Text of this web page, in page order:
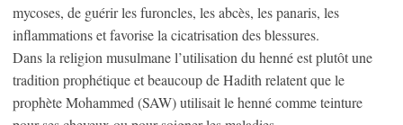
mycoses, de guérir les furoncles, les abcès, les panaris, les
inflammations et favorise la cicatrisation des blessures.
Dans la religion musulmane l’utilisation du henné est plutôt une
tradition prophétique et beaucoup de Hadith relatent que le
prophète Mohammed (SAW) utilisait le henné comme teinture